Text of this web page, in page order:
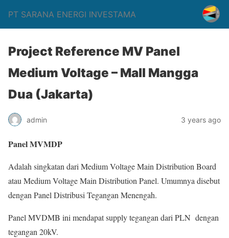
PT SARANA ENERGI INVESTAMA
Project Reference MV Panel
Medium Voltage – Mall Mangga
Dua (Jakarta)
admin 3 years ago
Panel MVMDP
Adalah singkatan dari Medium Voltage Main Distribution Board
atau Medium Voltage Main Distribution Panel. Umumnya disebut
dengan Panel Distribusi Tegangan Menengah.
Panel MVDMB ini mendapat supply tegangan dari PLN dengan
tegangan 20kV.